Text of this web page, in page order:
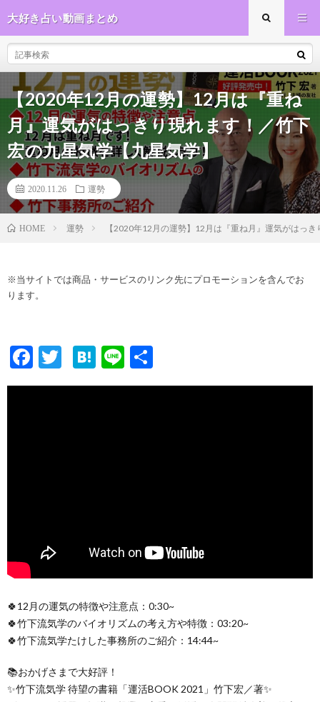
大好き占い動画まとめ
【2020年12月の運勢】12月は『重ね
月』運気がはっきり現れます！／竹下
宏の九星気学【九星気学】
2020.11.26 運勢
HOME 運勢 【2020年12月の運勢】12月は『重ね月』運気がはっ
※当サイトでは商品・サービスのリンク先にプロモーションを含んでお
ります。
F
ac
T
w
H
at
Li
n 有
🍀12月の運気の特徴や注意点：0:30~
🍀竹下流気学のバイオリズムの考え方や特徴：03:20~
🍀竹下流気学たけした事務所のご紹介：14:44~
📚おかげさまで大好評！
✨竹下流気学 待望の書籍「運活BOOK 2021」竹下宏／著✨